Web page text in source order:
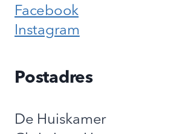
Facebook
Instagram
Postadres
De Huiskamer